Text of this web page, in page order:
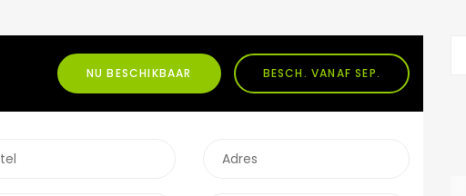
NU BESCHIKBAAR BESCH. VANAF SEP.